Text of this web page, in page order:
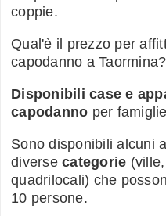
coppie.
Qual'è il prezzo per
capodanno a Taormina?
Disponibili case e
capodanno per
Sono disponibili alcuni
diverse categorie
quadrilocali) che
10 persone.